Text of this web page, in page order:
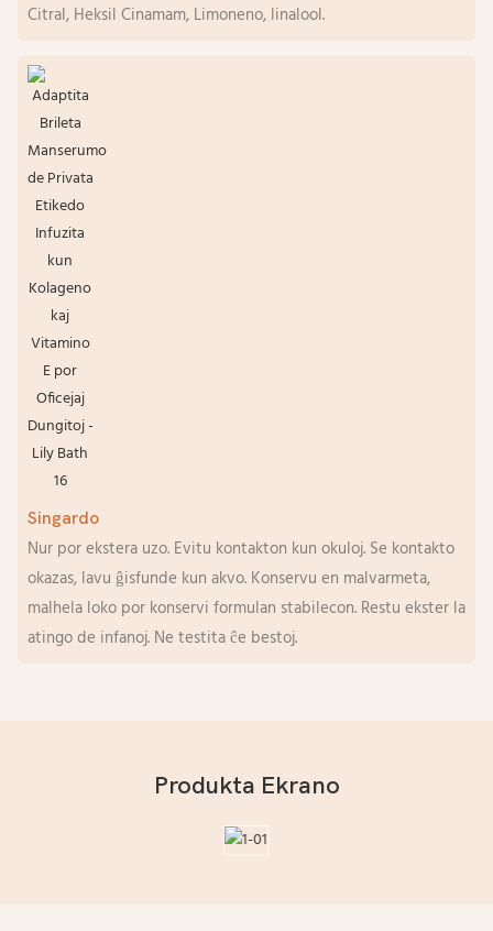
Citral, Heksil Cinamam, Limoneno, linalool.
Singardo
Nur por ekstera uzo. Evitu kontakton kun okuloj. Se kontakto
okazas, lavu ĝisfunde kun akvo. Konservu en malvarmeta,
malhela loko por konservi formulan stabilecon. Restu ekster la
atingo de infanoj. Ne testita ĉe bestoj.
Produkta Ekrano